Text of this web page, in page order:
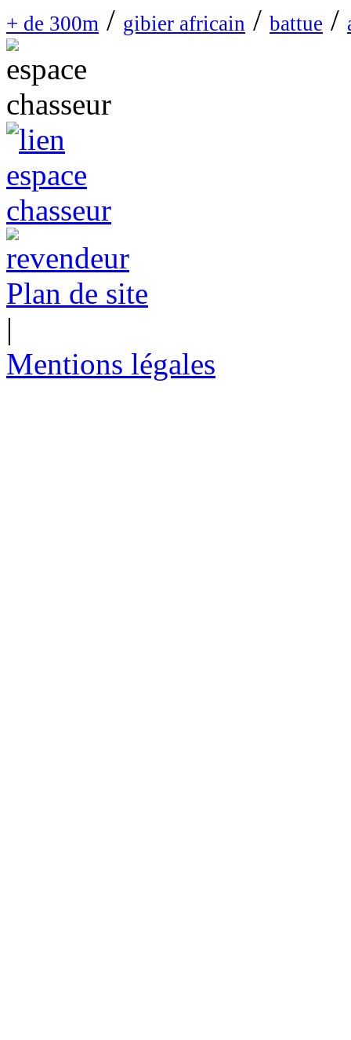
+ de 300m / gibier africain / battue /
Plan de site
|
Mentions légales